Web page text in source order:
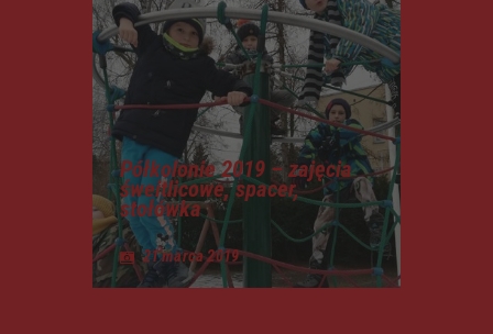
Półkolonie 2019 – zajęcia
śweitlicowe, spacer,
stołówka
21 marca 2019